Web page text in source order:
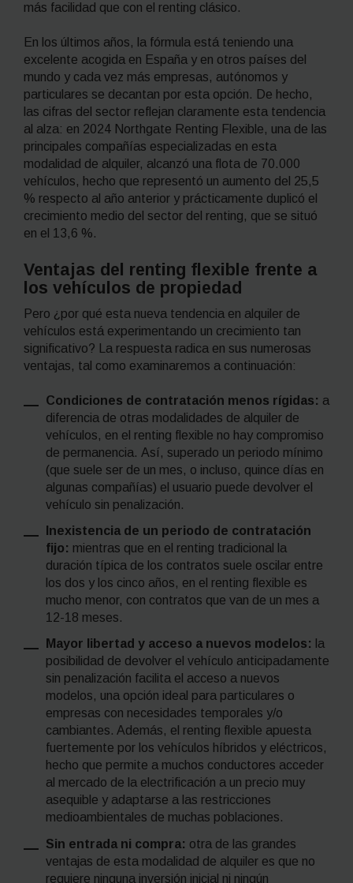
más facilidad que con el renting clásico.
En los últimos años, la fórmula está teniendo una
excelente acogida en España y en otros países del
mundo y cada vez más empresas, autónomos y
particulares se decantan por esta opción. De hecho,
las cifras del sector reflejan claramente esta tendencia
al alza: en 2024 Northgate Renting Flexible, una de las
principales compañías especializadas en esta
modalidad de alquiler, alcanzó una flota de 70.000
vehículos, hecho que representó un aumento del 25,5
% respecto al año anterior y prácticamente duplicó el
crecimiento medio del sector del renting, que se situó
en el 13,6 %.
Ventajas del renting flexible frente a
los vehículos de propiedad
Pero ¿por qué esta nueva tendencia en alquiler de
vehículos está experimentando un crecimiento tan
significativo? La respuesta radica en sus numerosas
ventajas, tal como examinaremos a continuación:
Condiciones de contratación menos rígidas: a
diferencia de otras modalidades de alquiler de
vehículos, en el renting flexible no hay compromiso
de permanencia. Así, superado un periodo mínimo
(que suele ser de un mes, o incluso, quince días en
algunas compañías) el usuario puede devolver el
vehículo sin penalización.
Inexistencia de un periodo de contratación
fijo: mientras que en el renting tradicional la
duración típica de los contratos suele oscilar entre
los dos y los cinco años, en el renting flexible es
mucho menor, con contratos que van de un mes a
12-18 meses.
Mayor libertad y acceso a nuevos modelos: la
posibilidad de devolver el vehículo anticipadamente
sin penalización facilita el acceso a nuevos
modelos, una opción ideal para particulares o
empresas con necesidades temporales y/o
cambiantes. Además, el renting flexible apuesta
fuertemente por los vehículos híbridos y eléctricos,
hecho que permite a muchos conductores acceder
al mercado de la electrificación a un precio muy
asequible y adaptarse a las restricciones
medioambientales de muchas poblaciones.
Sin entrada ni compra: otra de las grandes
ventajas de esta modalidad de alquiler es que no
requiere ninguna inversión inicial ni ningún